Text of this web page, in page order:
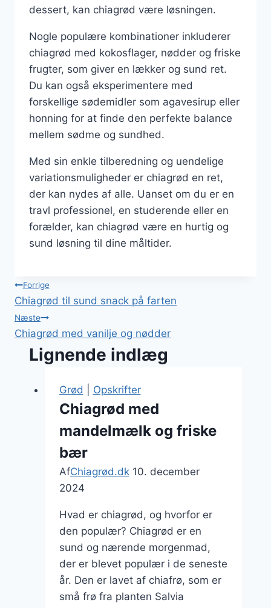
dessert, kan chiagrød være løsningen.
Nogle populære kombinationer inkluderer
chiagrød med kokosflager, nødder og friske
frugter, som giver en lækker og sund ret.
Du kan også eksperimentere med
forskellige sødemidler som agavesirup eller
honning for at finde den perfekte balance
mellem sødme og sundhed.
Med sin enkle tilberedning og uendelige
variationsmuligheder er chiagrød en ret,
der kan nydes af alle. Uanset om du er en
travl professionel, en studerende eller en
forælder, kan chiagrød være en hurtig og
sund løsning til dine måltider.
Indlægsnavigation
Forrige
Chiagrød til sund snack på farten
Næste
Chiagrød med vanilje og nødder
Lignende indlæg
Grød Opskrifter
Chiagrød med
mandelmælk og friske
bær
AfChiagrød.dk 10. december
2024
Hvad er chiagrød, og hvorfor er
den populær? Chiagrød er en
sund og nærende morgenmad,
der er blevet populær i de seneste
år. Den er lavet af chiafrø, som er
små frø fra planten Salvia